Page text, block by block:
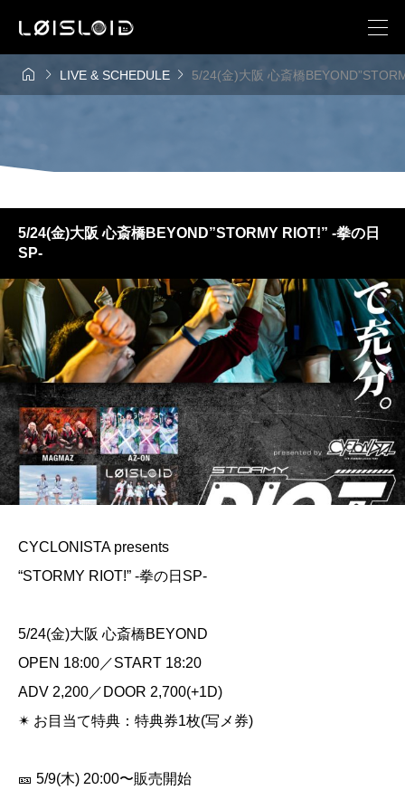
  LIVE & SCHEDULE  5/24(金)大阪 心斎橋
5/24(金)大阪 心斎橋BEYOND”STORMY RIOT!” -拳の日
SP-
CYCLONISTA presents
“STORMY RIOT!” -拳の日SP-
5/24(金)大阪 心斎橋BEYOND
OPEN 18:00／START 18:20
ADV 2,200／DOOR 2,700(+1D)
✴︎ お目当て特典：特典券1枚(写メ券)
🎫 5/9(木) 20:00〜販売開始